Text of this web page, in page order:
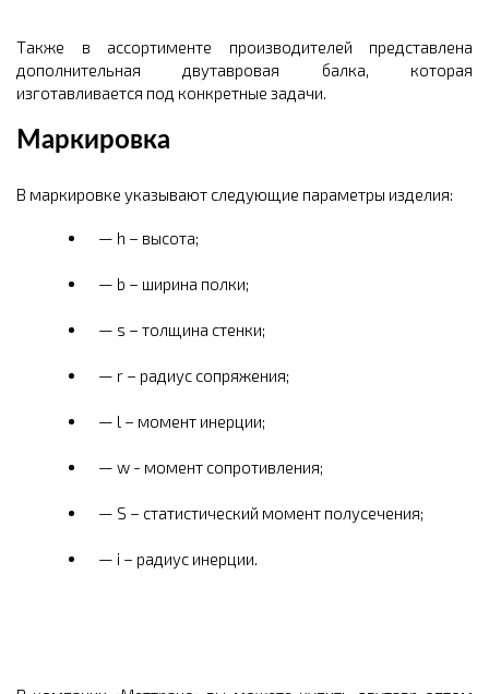
Также в ассортименте производителей представлена
дополнительная двутавровая балка, которая
изготавливается под конкретные задачи.
Маркировка
В маркировке указывают следующие параметры изделия:
h – высота;
b – ширина полки;
s – толщина стенки;
r – радиус сопряжения;
l – момент инерции;
w - момент сопротивления;
S – статистический момент полусечения;
i – радиус инерции.